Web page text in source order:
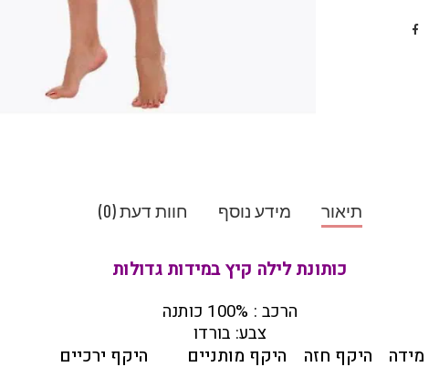
תיאור מידע נוסף חוות דעת (0)
כותונת לילה קיץ במידות גדולות
הרכב : 100% כותנה
צבע: בורדו
מידה
היקף חזה היקף מותניים
היקף ירכיים